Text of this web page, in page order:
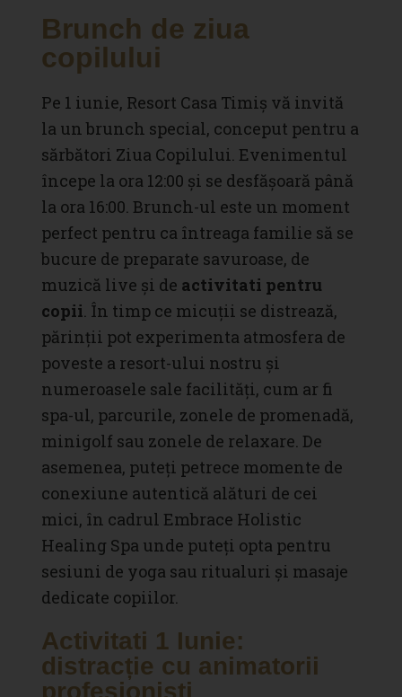
Brunch de ziua
copilului
Pe 1 iunie, Resort Casa Timiș vă invită
la un brunch special, conceput pentru a
sărbători Ziua Copilului. Evenimentul
începe la ora 12:00 și se desfășoară până
la ora 16:00. Brunch-ul este un moment
perfect pentru ca întreaga familie să se
bucure de preparate savuroase, de
muzică live și de activitati pentru
copii. În timp ce micuții se distrează,
părinții pot experimenta atmosfera de
poveste a resort-ului nostru și
numeroasele sale facilități, cum ar fi
spa-ul, parcurile, zonele de promenadă,
minigolf sau zonele de relaxare. De
asemenea, puteți petrece momente de
conexiune autentică alături de cei
mici, în cadrul Embrace Holistic
Healing Spa unde puteți opta pentru
sesiuni de yoga sau ritualuri și masaje
dedicate copiilor.
Activitati 1 Iunie:
distracție cu animatorii